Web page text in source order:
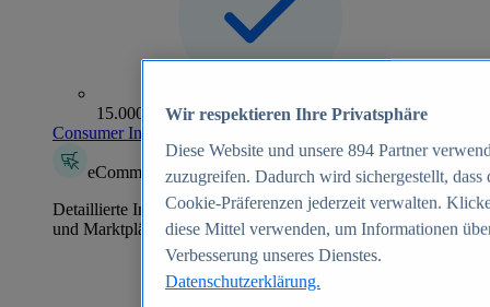
15.000+ Marken
Consumer Insights entdecken
eCommerce Insights
Detaillierte Informationen zu mehr als 39.000 Online-Shops
und Marktplätzen
Wir respektieren Ihre Privatsphäre
Diese Website und unsere 894 Partner
zuzugreifen. Dadurch wird sichergestellt,
Cookie-Präferenzen jederzeit verwalten.
diese Mittel verwenden, um Informationen
Verbesserung unseres Dienstes.
Datenschutzerklärung.